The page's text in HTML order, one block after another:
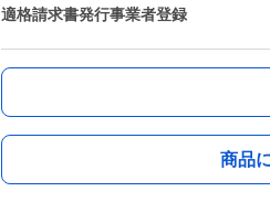
適格請求書発行事業者登録
商品